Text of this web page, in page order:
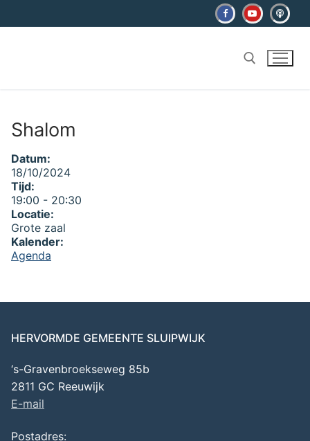
naar
Shalom
Datum:
18/10/2024
Tijd:
19:00 - 20:30
Locatie:
Grote zaal
Kalender:
Agenda
HERVORMDE GEMEENTE SLUIPWIJK
‘s-Gravenbroekseweg 85b
2811 GC Reeuwijk
E-mail
Postadres: